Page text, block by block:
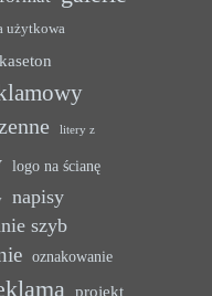
użytkowa
kaseton
litery z
logo na ścianę
napisy
szyb
oznakowanie
projekt